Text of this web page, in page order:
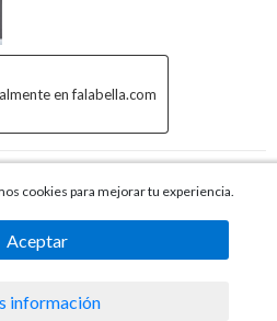
cookies para mejorar tu experiencia.
Aceptar
información